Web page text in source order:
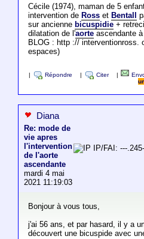
Cécile (1974), maman de 5
intervention de Rosset Bentall
sur ancienne bicuspidie+
dilatation de l'aorteascendante à
BLOG : http :// interventionross.
espaces)
Répondre Citer
Diana
Re: mode de
vie apres
l'intervention
de l'aorte
ascendante
mardi 4 mai
2021 11:19:03
IP/FAI: ---
Bonjour à vous tous,
j'ai 56 ans, et par hasard, il y a
découvert une bicuspide avec